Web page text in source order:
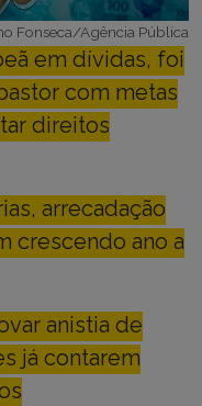
Fonseca/Agência Pública
em dívidas, foi
com metas
direitos
arrecadação
crescendo ano a
anistia de
já contarem